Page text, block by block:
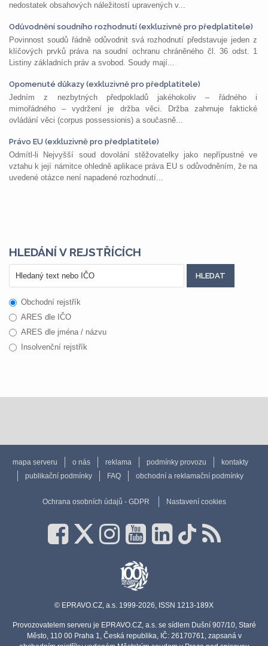
nedostatek obsahových náležitostí upravených v...
Odůvodnění soudního rozhodnutí (exkluzivně pro předplatitele)
Povinnost soudů řádně odůvodnit svá rozhodnutí představuje jeden z
klíčových prvků práva na soudní ochranu chráněného čl. 36 odst. 1
Listiny základních práv a svobod. Soudy mají...
Opomenuté důkazy (exkluzivně pro předplatitele)
Jedním z nezbytných předpokladů jakéhokoliv – řádného i
mimořádného – vydržení je držba věci. Držba zahrnuje faktické
ovládání věci (corpus possessionis) a současně...
Právo EU (exkluzivně pro předplatitele)
Odmítl-li Nejvyšší soud dovolání stěžovatelky jako nepřípustné ve
vztahu k její námitce ohledně aplikace práva EU s odůvodněním, že na
uvedené otázce není napadené rozhodnutí...
HLEDÁNÍ V REJSTŘÍCÍCH
Obchodní rejstřík
ARES dle IČO
ARES dle jména / názvu
Insolvenční rejstřík
mapa serveru o nás reklama podmínky provozu
kontakty
publikační podmínky
FAQ obchodní a reklamační podmínky
Ochrana osobních údajů - GDPR Nastavení cookies
© EPRAVO.CZ, a.s. 1999-2026, ISSN 1213-189X
Provozovatelem serveru je EPRAVO.CZ, a.s. se sídlem Dušní 907/10, Staré
Město, 110 00 Praha 1, Česká republika, IČ: 26170761, zapsaná v